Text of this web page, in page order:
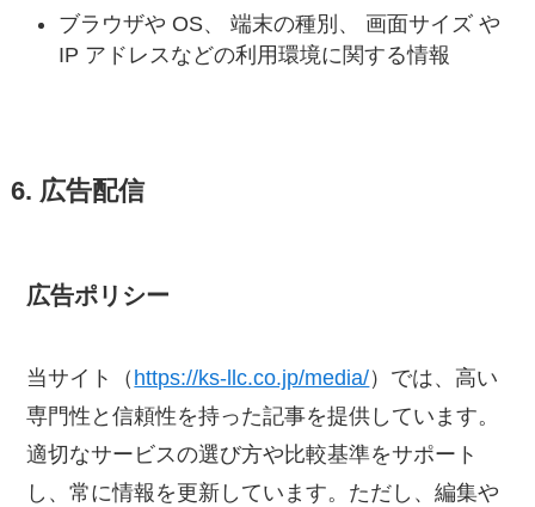
ブラウザや OS、 端末の種別、 画面サイズ や
IP アドレスなどの利用環境に関する情報
6. 広告配信
広告ポリシー
当サイト（ https://ks-llc.co.jp/media/）では、高い
専門性と信頼性を持った記事を提供しています。
適切なサービスの選び方や比較基準をサポート
し、常に情報を更新しています。ただし、編集や